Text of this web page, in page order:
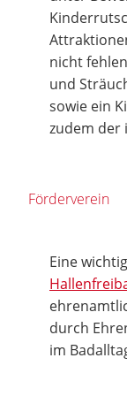
nicht
und
sowie ein
zudem der
Förderverein
Eine
durch
im